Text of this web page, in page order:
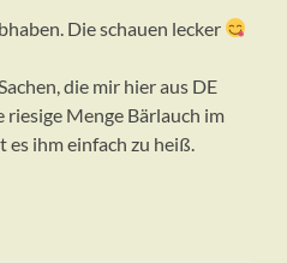
Die schauen lecker
die mir hier aus DE
riesige Menge Bärlauch im
ihm einfach zu heiß.